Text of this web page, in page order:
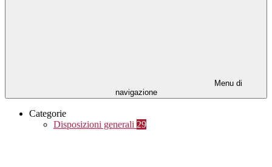
Menu di
navigazione
Categorie
Disposizioni generali 29